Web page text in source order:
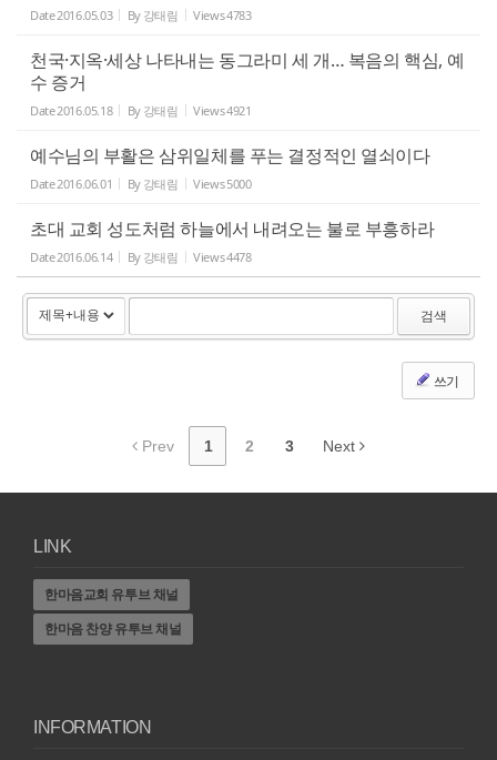
Date2016.05.03 By 강태림 Views4783
천국·지옥·세상 나타내는 동그라미 세 개… 복음의 핵심, 예
수 증거
Date2016.05.18 By 강태림 Views4921
예수님의 부활은 삼위일체를 푸는 결정적인 열쇠이다
Date2016.06.01 By 강태림 Views5000
초대 교회 성도처럼 하늘에서 내려오는 불로 부흥하라
Date2016.06.14 By 강태림 Views4478
검색
쓰기
Prev 1 2 3 Next
LINK
한마음교회 유투브 채널
한마음 찬양 유투브 채널
INFORMATION